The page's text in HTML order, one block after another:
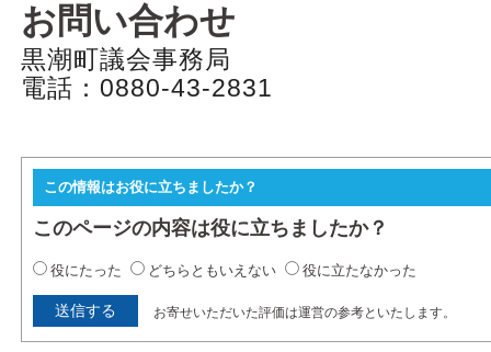
お問い合わせ
黒潮町議会事務局
電話：0880-43-2831
この情報はお役に立ちましたか？
このページの内容は役に立ちましたか？
役にたった どちらともいえない 役に立たなかった
お寄せいただいた評価は運営の参考といたします。